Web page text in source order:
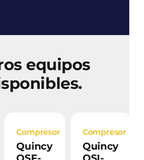
equipos
Compresor
Quincy
Compresor
Quincy